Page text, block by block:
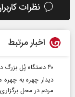
نظرات
اخبار مرتبط
۴۰ دستگاه پُل بزرگ در جاده‌های هرمزگان بهسازی شد
دیدار چهره به
مردم در محل